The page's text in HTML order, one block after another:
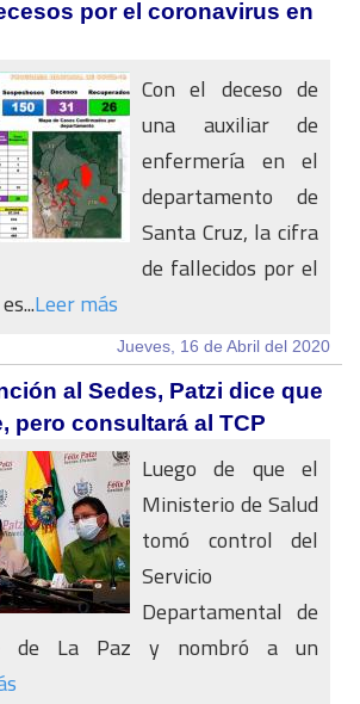
por el coronavirus en
Con el deceso de
una auxiliar de
enfermería en el
departamento de
Santa Cruz, la cifra
de fallecidos por el
Leer más
Jueves, 16 de Abril del 2020
al Sedes, Patzi dice que
pero consultará al TCP
Luego de que el
Ministerio de Salud
tomó control del
Servicio
Departamental de
de La Paz y nombró a un